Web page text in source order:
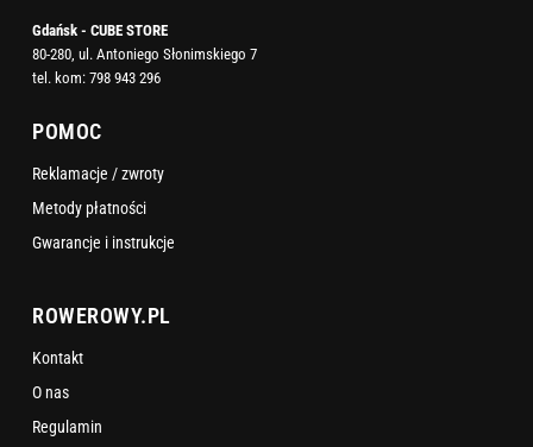
Gdańsk - CUBE STORE
80-280, ul. Antoniego Słonimskiego 7
tel. kom: 798 943 296
POMOC
Reklamacje / zwroty
Metody płatności
Gwarancje i instrukcje
ROWEROWY.PL
Kontakt
O nas
Regulamin